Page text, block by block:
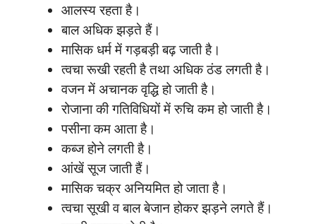
आलस्य रहता है।
बाल अधिक झड़ते हैं।
मासिक धर्म में गड़बड़ी बढ़ जाती है।
त्वचा रूखी रहती है तथा अधिक ठंड लगती है।
वजन में अचानक वृद्धि हो जाती है।
रोजाना की गतिविधियों में रुचि कम हो जाती है।
पसीना कम आता है।
कब्ज होने लगती है।
आंखें सूज जाती हैं।
मासिक चक्र अनियमित हो जाता है।
त्वचा सूखी व बाल बेजान होकर झड़ने लगते हैं।